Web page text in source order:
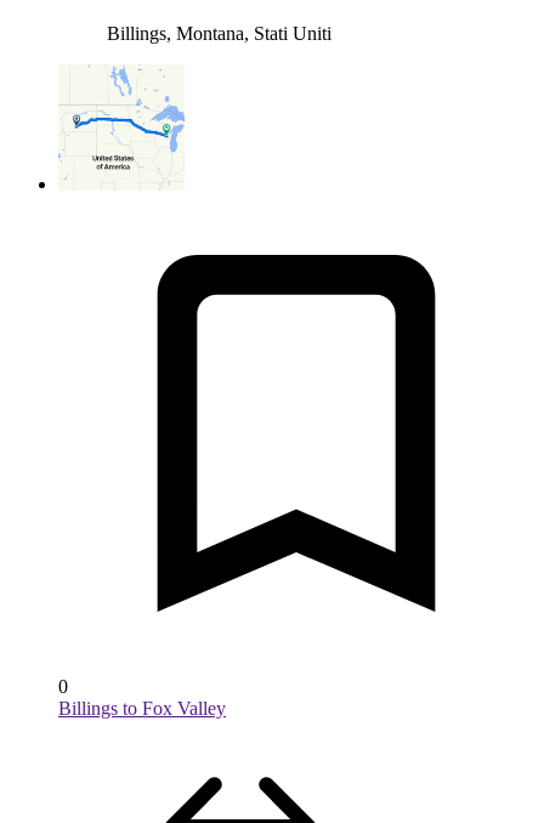
Billings, Montana, Stati Uniti
0
Billings to Fox Valley